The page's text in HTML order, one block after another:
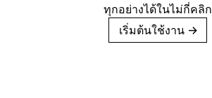
ทุกอย่างได้ในไม่กี่คลิก
เริ่มต้นใช้งาน →